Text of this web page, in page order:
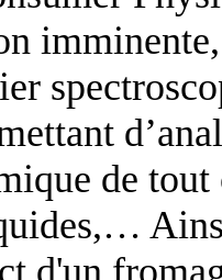
de
d'un